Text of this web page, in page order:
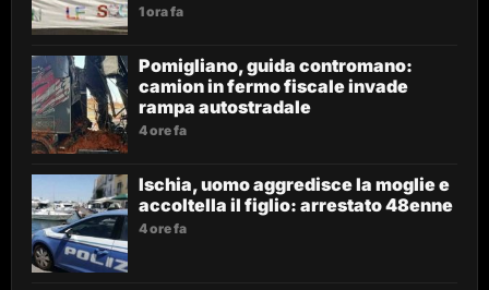
1 ora fa
Pomigliano, guida contromano:
camion in fermo fiscale invade
rampa autostradale
4 ore fa
Ischia, uomo aggredisce la moglie e
accoltella il figlio: arrestato 48enne
4 ore fa